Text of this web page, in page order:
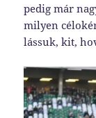
pedig már
milyen
lássuk, kit,